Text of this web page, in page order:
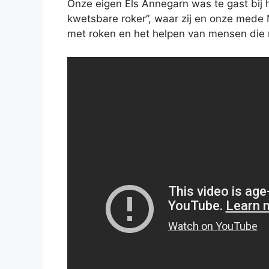
Onze eigen Els Annegarn was te gast bij
kwetsbare roker”, waar zij en onze
met roken en het helpen van mensen